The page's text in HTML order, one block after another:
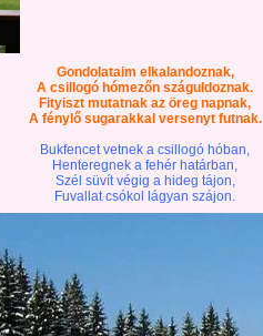
Gondolataim elkalandoznak,
A csillogó hómezőn száguldoznak.
Fityiszt mutatnak az öreg napnak,
A fénylő sugarakkal versenyt futnak.
Bukfencet vetnek a csillogó hóban,
Henteregnek a fehér határban,
Szél süvít végig a hideg tájon,
Fuvallat csókol lágyan szájon.